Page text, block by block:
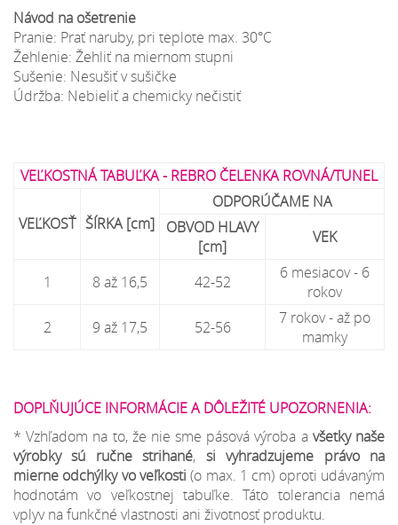
Návod na ošetrenie
Pranie: Prať naruby, pri teplote max. 30°C
Žehlenie: Žehliť na miernom stupni
Sušenie: Nesušiť v sušičke
Údržba: Nebieliť a chemicky nečistiť
VEĽKOSTNÁ TABUĽKA - REBRO ČELENKA ROVNÁ/TUNEL
VEĽKOSŤ ŠÍRKA [cm]
ODPORÚČAME NA
OBVOD HLAVY
[cm]
VEK
1 8 až 16,5 42-52
6 mesiacov - 6
rokov
2
9 až 17,5 52-56
7 rokov - až po
mamky
DOPLŇUJÚCE INFORMÁCIE A DÔLEŽITÉ UPOZORNENIA:
* Vzhľadom na to, že nie sme pásová výroba a všetky naše
výrobky sú ručne strihané, si vyhradzujeme právo na
mierne odchýlky vo veľkosti (o max. 1 cm) oproti udávaným
hodnotám vo veľkostnej tabuľke. Táto tolerancia nemá
vplyv na funkčné vlastnosti ani životnosť produktu.